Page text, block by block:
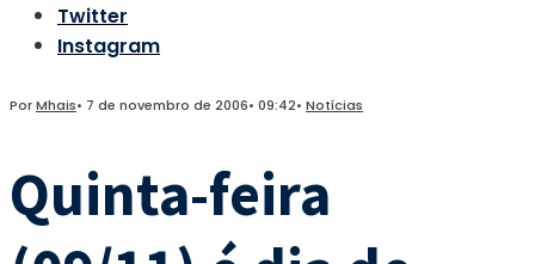
Twitter
Instagram
PorMhais• 7 de novembro de 2006• 09:42• Notícias
Quinta-feira